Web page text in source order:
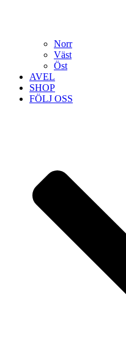
Norr
Väst
Öst
AVEL
SHOP
FÖLJ OSS